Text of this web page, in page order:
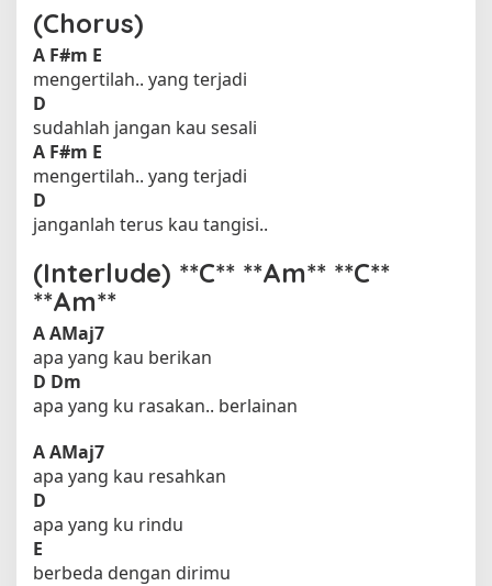
(Chorus)
A F#m E
mengertilah.. yang terjadi
D
sudahlah jangan kau sesali
A F#m E
mengertilah.. yang terjadi
D
janganlah terus kau tangisi..
(Interlude) **C** **Am** **C**
**Am**
AAMaj7
apa yang kau berikan
D Dm
apa yang ku rasakan.. berlainan
AAMaj7
apa yang kau resahkan
D
apa yang ku rindu
E
berbeda dengan dirimu